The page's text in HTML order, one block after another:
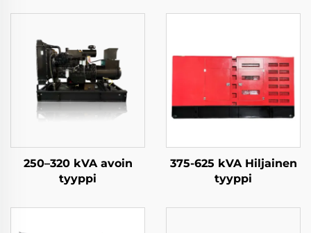
250–320 kVA avoin
tyyppi
375-625 kVA Hiljainen
tyyppi